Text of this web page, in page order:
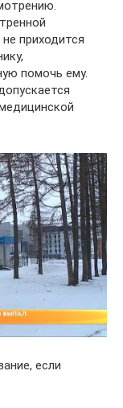
приходится
помочь ему.
если